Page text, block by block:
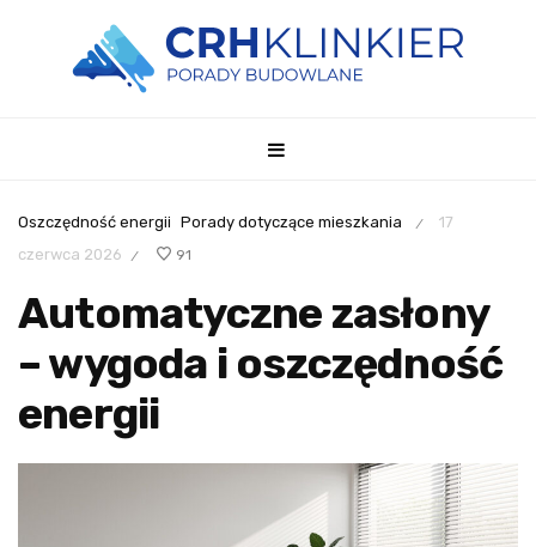
Oszczędność energii Porady dotyczące mieszkania /
17
czerwca 2026
/ 91
Automatyczne zasłony
– wygoda i oszczędność
energii